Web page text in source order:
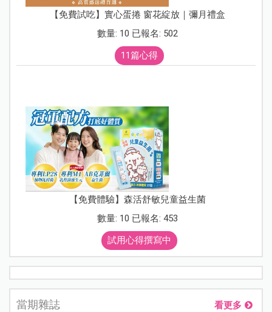
【免費試吃】實心蛋捲 窗花綻放｜彌月禮盒
數量: 10 已報名: 502
11篇心得
【免費體驗】森活舒敏兒童益生菌
數量: 10 已報名: 453
試用心得撰寫中
當期雜誌 看更多